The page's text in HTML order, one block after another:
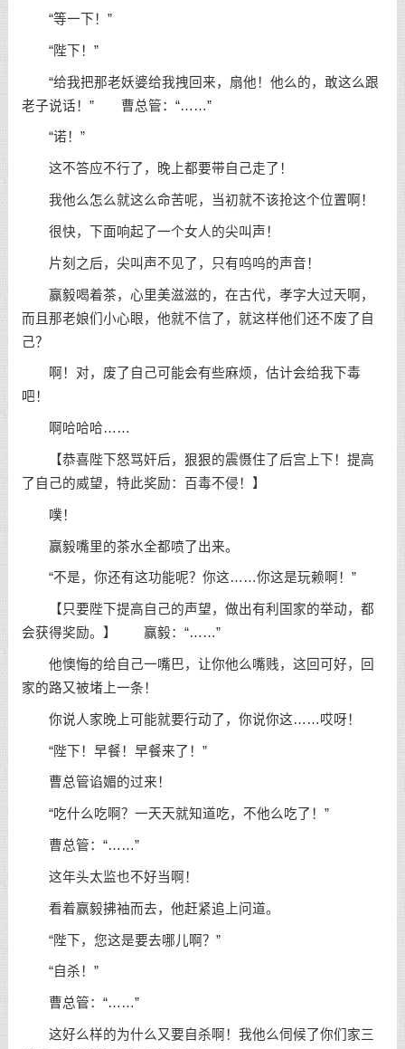
“等一下！”
“陛下！”
“给我把那老妖婆给我拽回来，扇他！他么的，敢这么跟
老子说话！” 曹总管：“……”
“诺！”
这不答应不行了，晚上都要带自己走了！
我他么怎么就这么命苦呢，当初就不该抢这个位置啊！
很快，下面响起了一个女人的尖叫声！
片刻之后，尖叫声不见了，只有呜呜的声音！
赢毅喝着茶，心里美滋滋的，在古代，孝字大过天啊，
而且那老娘们小心眼，他就不信了，就这样他们还不废了自
己？
啊！对，废了自己可能会有些麻烦，估计会给我下毒
吧！
啊哈哈哈……
【恭喜陛下怒骂奸后，狠狠的震慑住了后宫上下！提高
了自己的威望，特此奖励：百毒不侵！】
噗！
赢毅嘴里的茶水全都喷了出来。
“不是，你还有这功能呢？你这……你这是玩赖啊！”
【只要陛下提高自己的声望，做出有利国家的举动，都
会获得奖励。】 赢毅：“……”
他懊悔的给自己一嘴巴，让你他么嘴贱，这回可好，回
家的路又被堵上一条！
你说人家晚上可能就要行动了，你说你这……哎呀！
“陛下！早餐！早餐来了！”
曹总管谄媚的过来！
“吃什么吃啊？一天天就知道吃，不他么吃了！”
曹总管：“……”
这年头太监也不好当啊！
看着赢毅拂袖而去，他赶紧追上问道。
“陛下，您这是要去哪儿啊？”
“自杀！”
曹总管：“……”
这好么样的为什么又要自杀啊！我他么伺候了你们家三